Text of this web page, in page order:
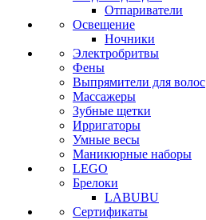
Отпариватели
Освещение
Ночники
Электробритвы
Фены
Выпрямители для волос
Массажеры
Зубные щетки
Ирригаторы
Умные весы
Маникюрные наборы
LEGO
Брелоки
LABUBU
Сертификаты